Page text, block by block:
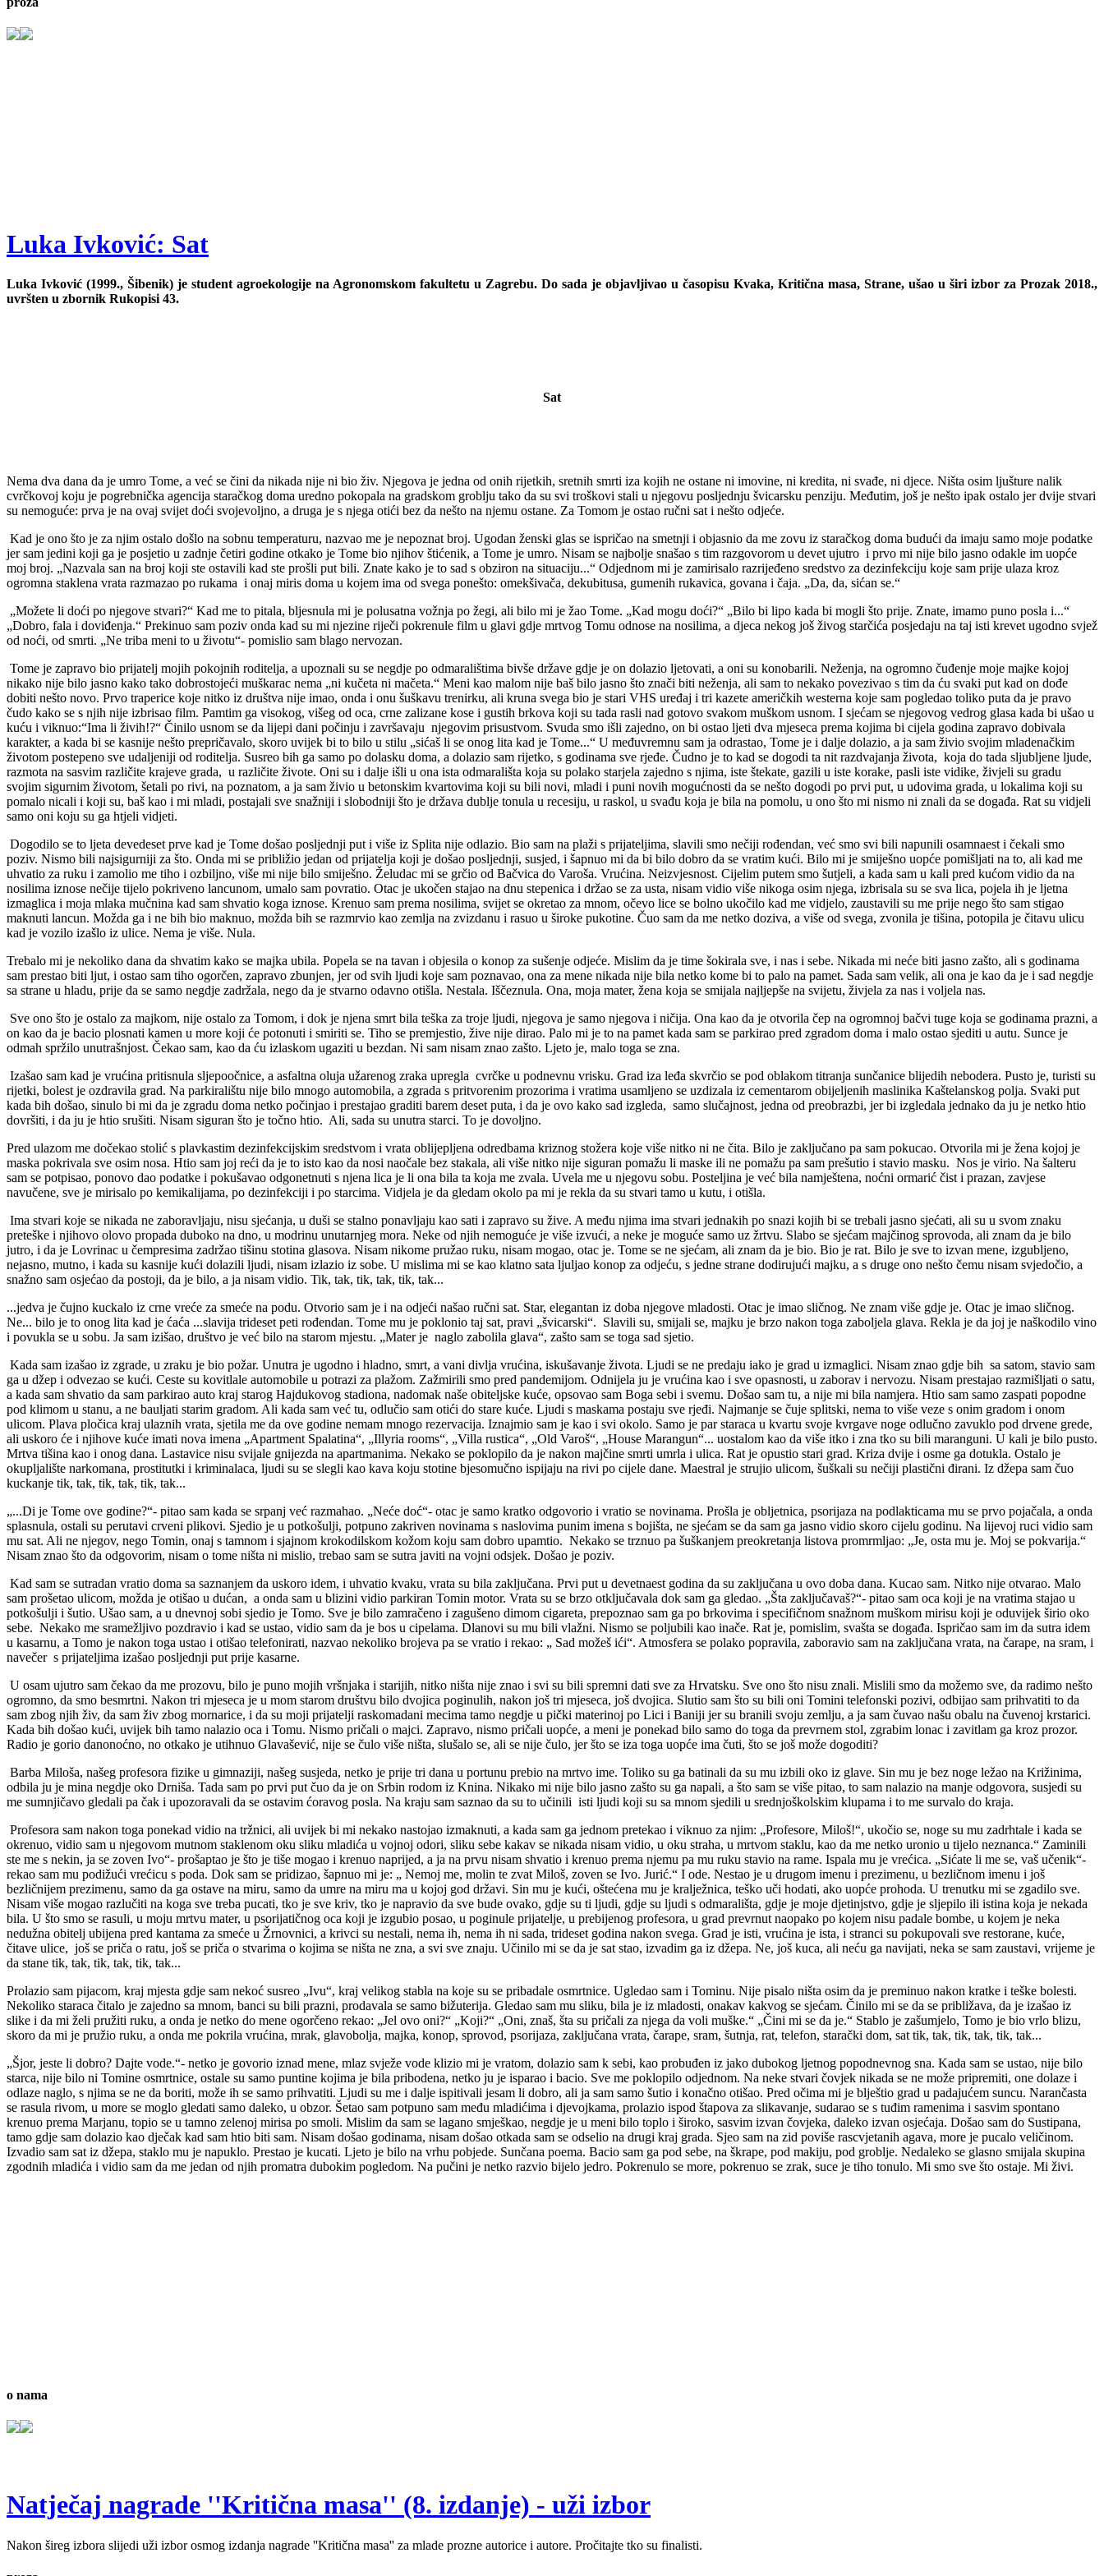
Luka Ivković: Sat
Luka Ivković (1999., Šibenik) je student agroekologije na Agronomskom fakultetu u Zagrebu. Do sada je objavljivao u časopisu Kvaka, Kritična masa, Strane, ušao u širi izbor za Prozak 2018.,
uvršten u zbornik Rukopisi 43.
Sat
Nema dva dana da je umro Tome, a već se čini da nikada nije ni bio živ. Njegova je jedna od onih rijetkih, sretnih smrti iza kojih ne ostane ni imovine, ni kredita, ni svađe, ni djece. Ništa osim ljušture nalik
cvrčkovoj koju je pogrebnička agencija staračkog doma uredno pokopala na gradskom groblju tako da su svi troškovi stali u njegovu posljednju švicarsku penziju. Međutim, još je nešto ipak ostalo jer dvije stvari
su nemoguće: prva je na ovaj svijet doći svojevoljno, a druga je s njega otići bez da nešto na njemu ostane. Za Tomom je ostao ručni sat i nešto odjeće.
Kad je ono što je za njim ostalo došlo na sobnu temperaturu, nazvao me je nepoznat broj. Ugodan ženski glas se ispričao na smetnji i objasnio da me zovu iz staračkog doma budući da imaju samo moje podatke
jer sam jedini koji ga je posjetio u zadnje četiri godine otkako je Tome bio njihov štićenik, a Tome je umro. Nisam se najbolje snašao s tim razgovorom u devet ujutro i prvo mi nije bilo jasno odakle im uopće
moj broj. „Nazvala san na broj koji ste ostavili kad ste prošli put bili. Znate kako je to sad s obziron na situaciju...“ Odjednom mi je zamirisalo razrijeđeno sredstvo za dezinfekciju koje sam prije ulaza kroz
ogromna staklena vrata razmazao po rukama i onaj miris doma u kojem ima od svega ponešto: omekšivača, dekubitusa, gumenih rukavica, govana i čaja. „Da, da, sićan se.“
„Možete li doći po njegove stvari?“ Kad me to pitala, bljesnula mi je polusatna vožnja po žegi, ali bilo mi je žao Tome. „Kad mogu doći?“ „Bilo bi lipo kada bi mogli što prije. Znate, imamo puno posla i...“
„Dobro, fala i doviđenja.“ Prekinuo sam poziv onda kad su mi njezine riječi pokrenule film u glavi gdje mrtvog Tomu odnose na nosilima, a djeca nekog još živog starčića posjedaju na taj isti krevet ugodno svjež
od noći, od smrti. „Ne triba meni to u životu“- pomislio sam blago nervozan.
Tome je zapravo bio prijatelj mojih pokojnih roditelja, a upoznali su se negdje po odmaralištima bivše države gdje je on dolazio ljetovati, a oni su konobarili. Neženja, na ogromno čuđenje moje majke kojoj
nikako nije bilo jasno kako tako dobrostojeći muškarac nema „ni kučeta ni mačeta.“ Meni kao malom nije baš bilo jasno što znači biti neženja, ali sam to nekako povezivao s tim da ću svaki put kad on dođe
dobiti nešto novo. Prvo traperice koje nitko iz društva nije imao, onda i onu šuškavu trenirku, ali kruna svega bio je stari VHS uređaj i tri kazete američkih westerna koje sam pogledao toliko puta da je pravo
čudo kako se s njih nije izbrisao film. Pamtim ga visokog, višeg od oca, crne zalizane kose i gustih brkova koji su tada rasli nad gotovo svakom muškom usnom. I sjećam se njegovog vedrog glasa kada bi ušao u
kuću i viknuo:“Ima li živih!?“ Činilo usnom se da lijepi dani počinju i završavaju njegovim prisustvom. Svuda smo išli zajedno, on bi ostao ljeti dva mjeseca prema kojima bi cijela godina zapravo dobivala
karakter, a kada bi se kasnije nešto prepričavalo, skoro uvijek bi to bilo u stilu „sićaš li se onog lita kad je Tome...“ U međuvremnu sam ja odrastao, Tome je i dalje dolazio, a ja sam živio svojim mladenačkim
životom postepeno sve udaljeniji od roditelja. Susreo bih ga samo po dolasku doma, a dolazio sam rijetko, s godinama sve rjeđe. Čudno je to kad se dogodi ta nit razdvajanja života, koja do tada sljubljene ljude,
razmota na sasvim različite krajeve grada, u različite živote. Oni su i dalje išli u ona ista odmarališta koja su polako starjela zajedno s njima, iste štekate, gazili u iste korake, pasli iste vidike, živjeli su gradu
svojim sigurnim životom, šetali po rivi, na poznatom, a ja sam živio u betonskim kvartovima koji su bili novi, mladi i puni novih mogućnosti da se nešto dogodi po prvi put, u udovima grada, u lokalima koji su
pomalo nicali i koji su, baš kao i mi mladi, postajali sve snažniji i slobodniji što je država dublje tonula u recesiju, u raskol, u svađu koja je bila na pomolu, u ono što mi nismo ni znali da se događa. Rat su vidjeli
samo oni koju su ga htjeli vidjeti.
Dogodilo se to ljeta devedeset prve kad je Tome došao posljednji put i više iz Splita nije odlazio. Bio sam na plaži s prijateljima, slavili smo nečiji rođendan, već smo svi bili napunili osamnaest i čekali smo
poziv. Nismo bili najsigurniji za što. Onda mi se približio jedan od prijatelja koji je došao posljednji, susjed, i šapnuo mi da bi bilo dobro da se vratim kući. Bilo mi je smiješno uopće pomišljati na to, ali kad me
uhvatio za ruku i zamolio me tiho i ozbiljno, više mi nije bilo smiješno. Želudac mi se grčio od Bačvica do Varoša. Vrućina. Neizvjesnost. Cijelim putem smo šutjeli, a kada sam u kali pred kućom vidio da na
nosilima iznose nečije tijelo pokriveno lancunom, umalo sam povratio. Otac je ukočen stajao na dnu stepenica i držao se za usta, nisam vidio više nikoga osim njega, izbrisala su se sva lica, pojela ih je ljetna
izmaglica i moja mlaka mučnina kad sam shvatio koga iznose. Krenuo sam prema nosilima, svijet se okretao za mnom, očevo lice se bolno ukočilo kad me vidjelo, zaustavili su me prije nego što sam stigao
maknuti lancun. Možda ga i ne bih bio maknuo, možda bih se razmrvio kao zemlja na zvizdanu i rasuo u široke pukotine. Čuo sam da me netko doziva, a više od svega, zvonila je tišina, potopila je čitavu ulicu
kad je vozilo izašlo iz ulice. Nema je više. Nula.
Trebalo mi je nekoliko dana da shvatim kako se majka ubila. Popela se na tavan i objesila o konop za sušenje odjeće. Mislim da je time šokirala sve, i nas i sebe. Nikada mi neće biti jasno zašto, ali s godinama
sam prestao biti ljut, i ostao sam tiho ogorčen, zapravo zbunjen, jer od svih ljudi koje sam poznavao, ona za mene nikada nije bila netko kome bi to palo na pamet. Sada sam velik, ali ona je kao da je i sad negdje
sa strane u hladu, prije da se samo negdje zadržala, nego da je stvarno odavno otišla. Nestala. Iščeznula. Ona, moja mater, žena koja se smijala najljepše na svijetu, živjela za nas i voljela nas.
Sve ono što je ostalo za majkom, nije ostalo za Tomom, i dok je njena smrt bila teška za troje ljudi, njegova je samo njegova i ničija. Ona kao da je otvorila čep na ogromnoj bačvi tuge koja se godinama prazni, a
on kao da je bacio plosnati kamen u more koji će potonuti i smiriti se. Tiho se premjestio, žive nije dirao. Palo mi je to na pamet kada sam se parkirao pred zgradom doma i malo ostao sjediti u autu. Sunce je
odmah spržilo unutrašnjost. Čekao sam, kao da ću izlaskom ugaziti u bezdan. Ni sam nisam znao zašto. Ljeto je, malo toga se zna.
Izašao sam kad je vrućina pritisnula sljepoočnice, a asfaltna oluja užarenog zraka upregla cvrčke u podnevnu vrisku. Grad iza leđa skvrčio se pod oblakom titranja sunčanice blijedih nebodera. Pusto je, turisti su
rijetki, bolest je ozdravila grad. Na parkiralištu nije bilo mnogo automobila, a zgrada s pritvorenim prozorima i vratima usamljeno se uzdizala iz cementarom obijeljenih maslinika Kaštelanskog polja. Svaki put
kada bih došao, sinulo bi mi da je zgradu doma netko počinjao i prestajao graditi barem deset puta, i da je ovo kako sad izgleda, samo slučajnost, jedna od preobrazbi, jer bi izgledala jednako da ju je netko htio
dovršiti, i da ju je htio srušiti. Nisam siguran što je točno htio. Ali, sada su unutra starci. To je dovoljno.
Pred ulazom me dočekao stolić s plavkastim dezinfekcijskim sredstvom i vrata oblijepljena odredbama kriznog stožera koje više nitko ni ne čita. Bilo je zaključano pa sam pokucao. Otvorila mi je žena kojoj je
maska pokrivala sve osim nosa. Htio sam joj reći da je to isto kao da nosi naočale bez stakala, ali više nitko nije siguran pomažu li maske ili ne pomažu pa sam prešutio i stavio masku. Nos je virio. Na šalteru
sam se potpisao, ponovo dao podatke i pokušavao odgonetnuti s njena lica je li ona bila ta koja me zvala. Uvela me u njegovu sobu. Posteljina je već bila namještena, noćni ormarić čist i prazan, zavjese
navučene, sve je mirisalo po kemikalijama, po dezinfekciji i po starcima. Vidjela je da gledam okolo pa mi je rekla da su stvari tamo u kutu, i otišla.
Ima stvari koje se nikada ne zaboravljaju, nisu sjećanja, u duši se stalno ponavljaju kao sati i zapravo su žive. A među njima ima stvari jednakih po snazi kojih bi se trebali jasno sjećati, ali su u svom znaku
preteške i njihovo olovo propada duboko na dno, u modrinu unutarnjeg mora. Neke od njih nemoguće je više izvući, a neke je moguće samo uz žrtvu. Slabo se sjećam majčinog sprovoda, ali znam da je bilo
jutro, i da je Lovrinac u čempresima zadržao tišinu stotina glasova. Nisam nikome pružao ruku, nisam mogao, otac je. Tome se ne sjećam, ali znam da je bio. Bio je rat. Bilo je sve to izvan mene, izgubljeno,
nejasno, mutno, i kada su kasnije kući dolazili ljudi, nisam izlazio iz sobe. U mislima mi se kao klatno sata ljuljao konop za odjeću, s jedne strane dodirujući majku, a s druge ono nešto čemu nisam svjedočio, a
snažno sam osjećao da postoji, da je bilo, a ja nisam vidio. Tik, tak, tik, tak, tik, tak...
...jedva je čujno kuckalo iz crne vreće za smeće na podu. Otvorio sam je i na odjeći našao ručni sat. Star, elegantan iz doba njegove mladosti. Otac je imao sličnog. Ne znam više gdje je. Otac je imao sličnog.
Ne... bilo je to onog lita kad je ćaća ...slavija trideset peti rođendan. Tome mu je poklonio taj sat, pravi „švicarski“. Slavili su, smijali se, majku je brzo nakon toga zaboljela glava. Rekla je da joj je naškodilo vino
i povukla se u sobu. Ja sam izišao, društvo je već bilo na starom mjestu. „Mater je naglo zabolila glava“, zašto sam se toga sad sjetio.
Kada sam izašao iz zgrade, u zraku je bio požar. Unutra je ugodno i hladno, smrt, a vani divlja vrućina, iskušavanje života. Ljudi se ne predaju iako je grad u izmaglici. Nisam znao gdje bih sa satom, stavio sam
ga u džep i odvezao se kući. Ceste su kovitlale automobile u potrazi za plažom. Zažmirili smo pred pandemijom. Odnijela ju je vrućina kao i sve opasnosti, u zaborav i nervozu. Nisam prestajao razmišljati o satu,
a kada sam shvatio da sam parkirao auto kraj starog Hajdukovog stadiona, nadomak naše obiteljske kuće, opsovao sam Boga sebi i svemu. Došao sam tu, a nije mi bila namjera. Htio sam samo zaspati popodne
pod klimom u stanu, a ne bauljati starim gradom. Ali kada sam već tu, odlučio sam otići do stare kuće. Ljudi s maskama postaju sve rjeđi. Najmanje se čuje splitski, nema to više veze s onim gradom i onom
ulicom. Plava pločica kraj ulaznih vrata, sjetila me da ove godine nemam mnogo rezervacija. Iznajmio sam je kao i svi okolo. Samo je par staraca u kvartu svoje kvrgave noge odlučno zavuklo pod drvene grede,
ali uskoro će i njihove kuće imati nova imena „Apartment Spalatina“, „Illyria rooms“, „Villa rustica“, „Old Varoš“, „House Marangun“... uostalom kao da više itko i zna tko su bili maranguni. U kali je bilo pusto.
Mrtva tišina kao i onog dana. Lastavice nisu svijale gnijezda na apartmanima. Nekako se poklopilo da je nakon majčine smrti umrla i ulica. Rat je opustio stari grad. Kriza dvije i osme ga dotukla. Ostalo je
okupljalište narkomana, prostitutki i kriminalaca, ljudi su se slegli kao kava koju stotine bjesomučno ispijaju na rivi po cijele dane. Maestral je strujio ulicom, šuškali su nečiji plastični đirani. Iz džepa sam čuo
kuckanje tik, tak, tik, tak, tik, tak...
„...Di je Tome ove godine?“- pitao sam kada se srpanj već razmahao. „Neće doć“- otac je samo kratko odgovorio i vratio se novinama. Prošla je obljetnica, psorijaza na podlakticama mu se prvo pojačala, a onda
splasnula, ostali su perutavi crveni plikovi. Sjedio je u potkošulji, potpuno zakriven novinama s naslovima punim imena s bojišta, ne sjećam se da sam ga jasno vidio skoro cijelu godinu. Na lijevoj ruci vidio sam
mu sat. Ali ne njegov, nego Tomin, onaj s tamnom i sjajnom krokodilskom kožom koju sam dobro upamtio. Nekako se trznuo pa šuškanjem preokretanja listova promrmljao: „Je, osta mu je. Moj se pokvarija.“
Nisam znao što da odgovorim, nisam o tome ništa ni mislio, trebao sam se sutra javiti na vojni odsjek. Došao je poziv.
Kad sam se sutradan vratio doma sa saznanjem da uskoro idem, i uhvatio kvaku, vrata su bila zaključana. Prvi put u devetnaest godina da su zaključana u ovo doba dana. Kucao sam. Nitko nije otvarao. Malo
sam prošetao ulicom, možda je otišao u dućan, a onda sam u blizini vidio parkiran Tomin motor. Vrata su se brzo otključavala dok sam ga gledao. „Šta zaključavaš?“- pitao sam oca koji je na vratima stajao u
potkošulji i šutio. Ušao sam, a u dnevnoj sobi sjedio je Tomo. Sve je bilo zamračeno i zagušeno dimom cigareta, prepoznao sam ga po brkovima i specifičnom snažnom muškom mirisu koji je oduvijek širio oko
sebe. Nekako me sramežljivo pozdravio i kad se ustao, vidio sam da je bos u cipelama. Dlanovi su mu bili vlažni. Nismo se poljubili kao inače. Rat je, pomislim, svašta se događa. Ispričao sam im da sutra idem
u kasarnu, a Tomo je nakon toga ustao i otišao telefonirati, nazvao nekoliko brojeva pa se vratio i rekao: „ Sad možeš ići“. Atmosfera se polako popravila, zaboravio sam na zaključana vrata, na čarape, na sram, i
navečer s prijateljima izašao posljednji put prije kasarne.
U osam ujutro sam čekao da me prozovu, bilo je puno mojih vršnjaka i starijih, nitko ništa nije znao i svi su bili spremni dati sve za Hrvatsku. Sve ono što nisu znali. Mislili smo da možemo sve, da radimo nešto
ogromno, da smo besmrtni. Nakon tri mjeseca je u mom starom društvu bilo dvojica poginulih, nakon još tri mjeseca, još dvojica. Slutio sam što su bili oni Tomini telefonski pozivi, odbijao sam prihvatiti to da
sam zbog njih živ, da sam živ zbog mornarice, i da su moji prijatelji raskomadani mecima tamo negdje u pički materinoj po Lici i Baniji jer su branili svoju zemlju, a ja sam čuvao našu obalu na čuvenoj krstarici.
Kada bih došao kući, uvijek bih tamo nalazio oca i Tomu. Nismo pričali o majci. Zapravo, nismo pričali uopće, a meni je ponekad bilo samo do toga da prevrnem stol, zgrabim lonac i zavitlam ga kroz prozor.
Radio je gorio danonoćno, no otkako je utihnuo Glavašević, nije se čulo više ništa, slušalo se, ali se nije čulo, jer što se iza toga uopće ima čuti, što se još može dogoditi?
Barba Miloša, našeg profesora fizike u gimnaziji, našeg susjeda, netko je prije tri dana u portunu prebio na mrtvo ime. Toliko su ga batinali da su mu izbili oko iz glave. Sin mu je bez noge ležao na Križinima,
odbila ju je mina negdje oko Drniša. Tada sam po prvi put čuo da je on Srbin rodom iz Knina. Nikako mi nije bilo jasno zašto su ga napali, a što sam se više pitao, to sam nalazio na manje odgovora, susjedi su
me sumnjičavo gledali pa čak i upozoravali da se ostavim ćoravog posla. Na kraju sam saznao da su to učinili isti ljudi koji su sa mnom sjedili u srednjoškolskim klupama i to me survalo do kraja.
Profesora sam nakon toga ponekad vidio na tržnici, ali uvijek bi mi nekako nastojao izmaknuti, a kada sam ga jednom pretekao i viknuo za njim: „Profesore, Miloš!“, ukočio se, noge su mu zadrhtale i kada se
okrenuo, vidio sam u njegovom mutnom staklenom oku sliku mladića u vojnoj odori, sliku sebe kakav se nikada nisam vidio, u oku straha, u mrtvom staklu, kao da me netko uronio u tijelo neznanca.“ Zaminili
ste me s nekin, ja se zoven Ivo“- prošaptao je što je tiše mogao i krenuo naprijed, a ja na prvu nisam shvatio i krenuo prema njemu pa mu ruku stavio na rame. Ispala mu je vrećica. „Sićate li me se, vaš učenik“-
rekao sam mu podižući vrećicu s poda. Dok sam se pridizao, šapnuo mi je: „ Nemoj me, molin te zvat Miloš, zoven se Ivo. Jurić.“ I ode. Nestao je u drugom imenu i prezimenu, u bezličnom imenu i još
bezličnijem prezimenu, samo da ga ostave na miru, samo da umre na miru ma u kojoj god državi. Sin mu je kući, oštećena mu je kralježnica, teško uči hodati, ako uopće prohoda. U trenutku mi se zgadilo sve.
Nisam više mogao razlučiti na koga sve treba pucati, tko je sve kriv, tko je napravio da sve bude ovako, gdje su ti ljudi, gdje su ljudi s odmarališta, gdje je moje djetinjstvo, gdje je sljepilo ili istina koja je nekada
bila. U što smo se rasuli, u moju mrtvu mater, u psorijatičnog oca koji je izgubio posao, u poginule prijatelje, u prebijenog profesora, u grad prevrnut naopako po kojem nisu padale bombe, u kojem je neka
nedužna obitelj ubijena pred kantama za smeće u Žrnovnici, a krivci su nestali, nema ih, nema ih ni sada, trideset godina nakon svega. Grad je isti, vrućina je ista, i stranci su pokupovali sve restorane, kuće,
čitave ulice, još se priča o ratu, još se priča o stvarima o kojima se ništa ne zna, a svi sve znaju. Učinilo mi se da je sat stao, izvadim ga iz džepa. Ne, još kuca, ali neću ga navijati, neka se sam zaustavi, vrijeme je
da stane tik, tak, tik, tak, tik, tak...
Prolazio sam pijacom, kraj mjesta gdje sam nekoć susreo „Ivu“, kraj velikog stabla na koje su se pribadale osmrtnice. Ugledao sam i Tominu. Nije pisalo ništa osim da je preminuo nakon kratke i teške bolesti.
Nekoliko staraca čitalo je zajedno sa mnom, banci su bili prazni, prodavala se samo bižuterija. Gledao sam mu sliku, bila je iz mladosti, onakav kakvog se sjećam. Činilo mi se da se približava, da je izašao iz
slike i da mi želi pružiti ruku, a onda je netko do mene ogorčeno rekao: „Jel ovo oni?“ „Koji?“ „Oni, znaš, šta su pričali za njega da voli muške.“ „Čini mi se da je.“ Stablo je zašumjelo, Tomo je bio vrlo blizu,
skoro da mi je pružio ruku, a onda me pokrila vrućina, mrak, glavobolja, majka, konop, sprovod, psorijaza, zaključana vrata, čarape, sram, šutnja, rat, telefon, starački dom, sat tik, tak, tik, tak, tik, tak...
„Šjor, jeste li dobro? Dajte vode.“- netko je govorio iznad mene, mlaz svježe vode klizio mi je vratom, dolazio sam k sebi, kao probuđen iz jako dubokog ljetnog popodnevnog sna. Kada sam se ustao, nije bilo
starca, nije bilo ni Tomine osmrtnice, ostale su samo puntine kojima je bila pribodena, netko ju je isparao i bacio. Sve me poklopilo odjednom. Na neke stvari čovjek nikada se ne može pripremiti, one dolaze i
odlaze naglo, s njima se ne da boriti, može ih se samo prihvatiti. Ljudi su me i dalje ispitivali jesam li dobro, ali ja sam samo šutio i konačno otišao. Pred očima mi je blještio grad u padajućem suncu. Narančasta
se rasula rivom, u more se moglo gledati samo daleko, u obzor. Šetao sam potpuno sam među mladićima i djevojkama, prolazio ispod štapova za slikavanje, sudarao se s tuđim ramenima i sasvim spontano
krenuo prema Marjanu, topio se u tamno zelenoj mirisa po smoli. Mislim da sam se lagano smješkao, negdje je u meni bilo toplo i široko, sasvim izvan čovjeka, daleko izvan osjećaja. Došao sam do Sustipana,
tamo gdje sam dolazio kao dječak kad sam htio biti sam. Nisam došao godinama, nisam došao otkada sam se odselio na drugi kraj grada. Sjeo sam na zid poviše rascvjetanih agava, more je pucalo veličinom.
Izvadio sam sat iz džepa, staklo mu je napuklo. Prestao je kucati. Ljeto je bilo na vrhu pobjede. Sunčana poema. Bacio sam ga pod sebe, na škrape, pod makiju, pod groblje. Nedaleko se glasno smijala skupina
zgodnih mladića i vidio sam da me jedan od njih promatra dubokim pogledom. Na pučini je netko razvio bijelo jedro. Pokrenulo se more, pokrenuo se zrak, suce je tiho tonulo. Mi smo sve što ostaje. Mi živi.
o nama
Natječaj nagrade ''Kritična masa'' (8. izdanje) - uži izbor
Nakon šireg izbora slijedi uži izbor osmog izdanja nagrade ''Kritična masa'' za mlade prozne autorice i autore. Pročitajte tko su finalisti.